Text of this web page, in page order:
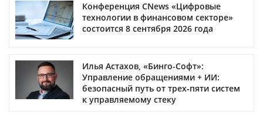
Конференция CNews «Цифровые
технологии в финансовом секторе»
состоится 8 сентября 2026 года
Илья Астахов, «Бинго-Софт»:
Управление обращениями + ИИ:
безопасный путь от трех‑пяти систем
к управляемому стеку